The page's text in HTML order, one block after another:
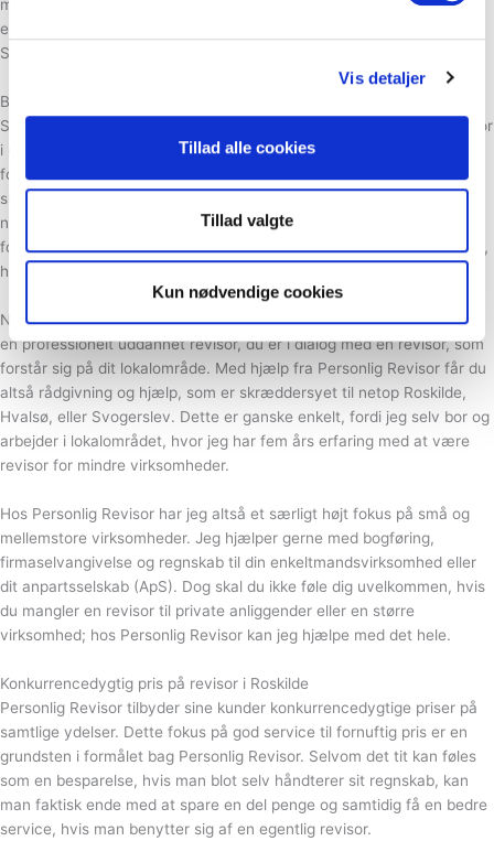
Vis detaljer
Tillad alle cookies
Tillad valgte
Kun nødvendige cookies
mulighed for nok vækst til mindre virksomheder til at retfærdiggøre
en investering i en kyndig revisor hos firmaer og selskaber i
Svogerslev.
Betyder det noget, hvor min revisor bor?
Som udgangspunkt kan du sagtens vælge en revisor, der slet ikke bor
i nærheden af, hvor du bor eller arbejder. Dog vil der være klare
fordele ved at vælge en revisor, der kender dit nærområde. Når du
sidder i Roskilde og vælger en revisor, som bor i Borup, er det
nemmere for dig at mødes med din revisor efter behov. Samtidig
forstår din revisor sig på din tankegang og din virksomheds udvikling,
hvis du altså ønsker en revisor til din virksomhed.
Når du er i dialog med Personlig Revisor, er du ikke blot i dialog med
en professionelt uddannet revisor, du er i dialog med en revisor, som
forstår sig på dit lokalområde. Med hjælp fra Personlig Revisor får du
altså rådgivning og hjælp, som er skræddersyet til netop Roskilde,
Hvalsø, eller Svogerslev. Dette er ganske enkelt, fordi jeg selv bor og
arbejder i lokalområdet, hvor jeg har fem års erfaring med at være
revisor for mindre virksomheder.
Hos Personlig Revisor har jeg altså et særligt højt fokus på små og
mellemstore virksomheder. Jeg hjælper gerne med bogføring,
firmaselvangivelse og regnskab til din enkeltmandsvirksomhed eller
dit anpartsselskab (ApS). Dog skal du ikke føle dig uvelkommen, hvis
du mangler en revisor til private anliggender eller en større
virksomhed; hos Personlig Revisor kan jeg hjælpe med det hele.
Konkurrencedygtig pris på revisor i Roskilde
Personlig Revisor tilbyder sine kunder konkurrencedygtige priser på
samtlige ydelser. Dette fokus på god service til fornuftig pris er en
grundsten i formålet bag Personlig Revisor. Selvom det tit kan føles
som en besparelse, hvis man blot selv håndterer sit regnskab, kan
man faktisk ende med at spare en del penge og samtidig få en bedre
service, hvis man benytter sig af en egentlig revisor.